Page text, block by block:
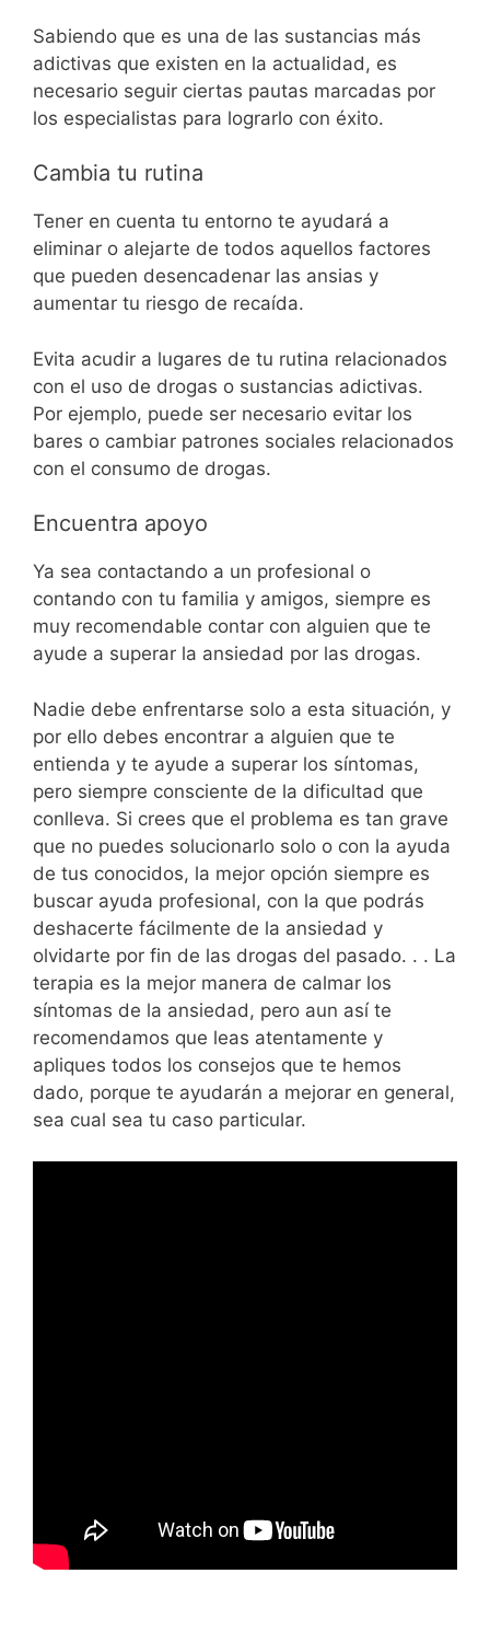
Sabiendo que es una de las sustancias más
adictivas que existen en la actualidad, es
necesario seguir ciertas pautas marcadas por
los especialistas para lograrlo con éxito.
Cambia tu rutina
Tener en cuenta tu entorno te ayudará a
eliminar o alejarte de todos aquellos factores
que pueden desencadenar las ansias y
aumentar tu riesgo de recaída.
Evita acudir a lugares de tu rutina relacionados
con el uso de drogas o sustancias adictivas.
Por ejemplo, puede ser necesario evitar los
bares o cambiar patrones sociales relacionados
con el consumo de drogas.
Encuentra apoyo
Ya sea contactando a un profesional o
contando con tu familia y amigos, siempre es
muy recomendable contar con alguien que te
ayude a superar la ansiedad por las drogas.
Nadie debe enfrentarse solo a esta situación, y
por ello debes encontrar a alguien que te
entienda y te ayude a superar los síntomas,
pero siempre consciente de la dificultad que
conlleva. Si crees que el problema es tan grave
que no puedes solucionarlo solo o con la ayuda
de tus conocidos, la mejor opción siempre es
buscar ayuda profesional, con la que podrás
deshacerte fácilmente de la ansiedad y
olvidarte por fin de las drogas del pasado. . . La
terapia es la mejor manera de calmar los
síntomas de la ansiedad, pero aun así te
recomendamos que leas atentamente y
apliques todos los consejos que te hemos
dado, porque te ayudarán a mejorar en general,
sea cual sea tu caso particular.